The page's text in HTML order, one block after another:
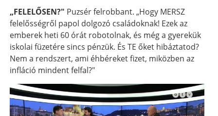
„FELELŐSEN?" Puzsér felrobbant. „Hogy MERSZ
felelősségről papol dolgozó családoknak! Ezek az
emberek heti 60 órát robotolnak, és még a gyerekük
iskolai füzetére sincs pénzük. És TE őket hibáztatod?
Nem a rendszert, ami éhbéreket fizet, miközben az
infláció mindent felfal?"